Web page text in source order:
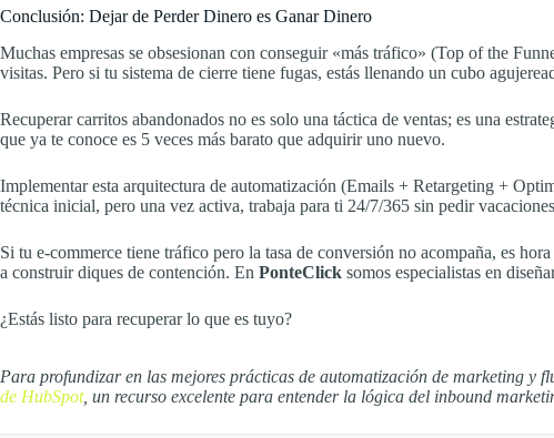
Conclusión: Dejar de Perder Dinero es Ganar Dinero
Muchas empresas se obsesionan con conseguir «más tráfico» (Top of the
visitas. Pero si tu sistema de cierre tiene fugas, estás llenando un cubo
Recuperar carritos abandonados no es solo una táctica de ventas; es una
que ya te conoce es 5 veces más barato que adquirir uno nuevo.
Implementar esta arquitectura de automatización (Emails + Retargeting +
técnica inicial, pero una vez activa, trabaja para ti 24/7/365 sin pedir
Si tu e-commerce tiene tráfico pero la tasa de conversión no acompaña, es
a construir diques de contención. En PonteClick somos especialistas en
¿Estás listo para recuperar lo que es tuyo?
Para profundizar en las mejores prácticas de automatización de marketing y
de HubSpot, un recurso excelente para entender la lógica del inbound